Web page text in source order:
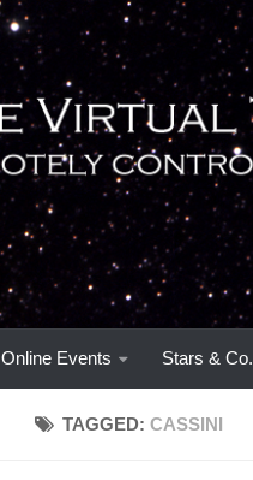
Online Events Stars & Co.
TAGGED:CASSINI